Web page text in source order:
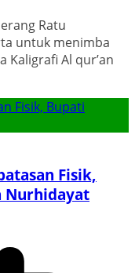
Ratu
untuk menimba
Kaligrafi Al qur’an
Fisik,
Nurhidayat